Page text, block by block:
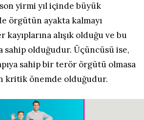
yirmi yıl içinde büyük
örgütün ayakta kalmayı
kayıplarına alışık olduğu ve bu
sahip olduğudur. Üçüncüsü ise,
sahip bir terör örgütü olmasa
kritik önemde olduğudur.